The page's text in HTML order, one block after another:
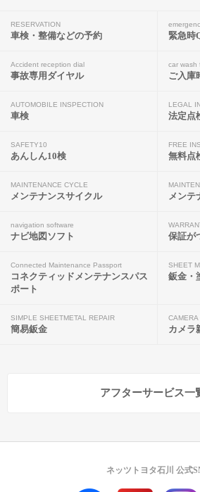
RESERVATION
車検・整備などの予約 緊急時
Accident reception dial
事故専用ダイヤル
car wash
ご入庫
AUTOMOBILE INSPECTION
車検
LEGAL
法定点
SAFETY10
あんしん10検
FREE
無料点
MAINTENANCE CYCLE
メンテナンスサイクル メンテ
navigation software
ナビ地図ソフト 保証が
Connected Maintenance Passport
コネクティッドメンテナンスパス
ポート
SHEET
鈑金・
SIMPLE SHEETMETAL REPAIR
簡易鈑金
CAMERA
カメラ
アフターサービス一
ネッツトヨタ石川 公式